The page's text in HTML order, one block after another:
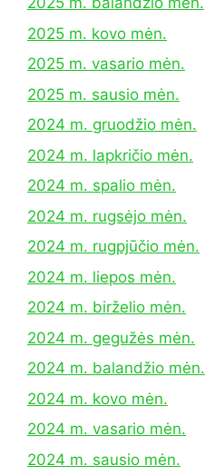
2025 m. kovo mėn.
2025 m. vasario mėn.
2025 m. sausio mėn.
2024 m. gruodžio mėn.
2024 m. lapkričio mėn.
2024 m. spalio mėn.
2024 m. rugsėjo mėn.
2024 m. rugpjūčio mėn.
2024 m. liepos mėn.
2024 m. birželio mėn.
2024 m. gegužės mėn.
2024 m. balandžio mėn.
2024 m. kovo mėn.
2024 m. vasario mėn.
2024 m. sausio mėn.